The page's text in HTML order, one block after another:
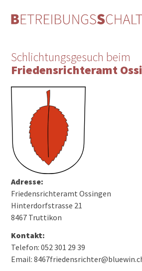
Schlichtungsgesuch beim
Friedensrichteramt
Adresse:
Friedensrichteramt Ossingen
Hinterdorfstrasse 21
8467 Truttikon
Kontakt:
Telefon: 052 301 29 39
Email: